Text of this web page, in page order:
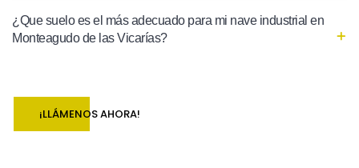
¿Que suelo es el más adecuado para mi nave industrial en
Monteagudo de las Vicarías?
¡LLÁMENOS AHORA!